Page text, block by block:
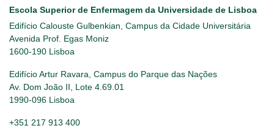
Escola Superior de Enfermagem da Universidade de Lisboa
Edifício Calouste Gulbenkian, Campus da Cidade Universitária
Avenida Prof. Egas Moniz
1600-190 Lisboa
Edifício Artur Ravara, Campus do Parque das Nações
Av. Dom João II, Lote 4.69.01
1990-096 Lisboa
+351 217 913 400